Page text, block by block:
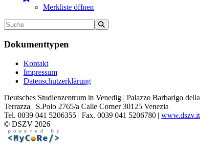
Merkliste öffnen
Dokumenttypen
Kontakt
Impressum
Datenschutzerklärung
Deutsches Studienzentrum in Venedig | Palazzo Barbarigo della
Terrazza | S.Polo 2765/a Calle Corner 30125 Venezia
Tel. 0039 041 5206355 | Fax. 0039 041 5206780 | www.dszv.it
© DSZV 2026